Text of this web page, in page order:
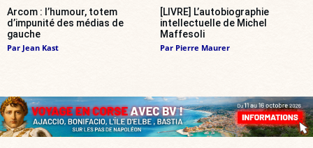
Arcom : l’humour, totem
d’impunité des médias de
gauche
Par Jean Kast
[LIVRE] L’autobiographie
intellectuelle de Michel
Maffesoli
Par Pierre Maurer